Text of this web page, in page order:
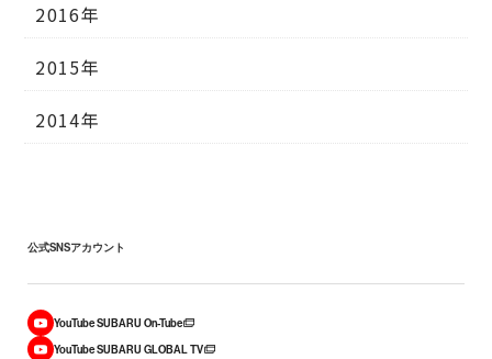
2016年
2015年
2014年
公式SNSアカウント
YouTube SUBARU On-Tube
YouTube SUBARU GLOBAL TV